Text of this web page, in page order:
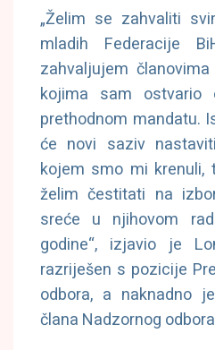
„Želim se zahvaliti
mladih Federacije
zahvaljujem
kojima sam ostvario
prethodnom mandatu.
će novi saziv
kojem smo mi krenuli,
želim čestitati na
sreće u njihovom
godine“, izjavio je
razriješen s pozicije
odbora, a naknadno
člana Nadzornog